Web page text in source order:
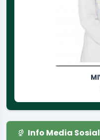
Info Media Sosial